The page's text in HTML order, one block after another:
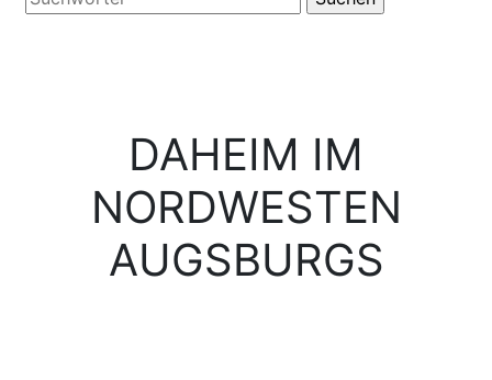
DAHEIM IM
NORDWESTEN
AUGSBURGS